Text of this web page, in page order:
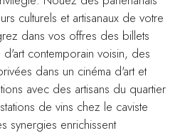
culturels et artisanaux de votre
dans vos offres des billets
contemporain voisin, des
dans un cinéma d'art et
avec des artisans du quartier
de vins chez le caviste
synergies enrichissent